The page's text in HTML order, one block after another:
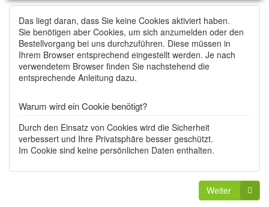
Das liegt daran, dass Sie keine Cookies aktiviert haben.
Sie benötigen aber Cookies, um sich anzumelden oder den
Bestellvorgang bei uns durchzuführen. Diese müssen in
Ihrem Browser entsprechend eingestellt werden. Je nach
verwendetem Browser finden Sie nachstehend die
entsprechende Anleitung dazu.
Warum wird ein Cookie benötigt?
Durch den Einsatz von Cookies wird die Sicherheit
verbessert und Ihre Privatsphäre besser geschützt.
Im Cookie sind keine persönlichen Daten enthalten.
Weiter